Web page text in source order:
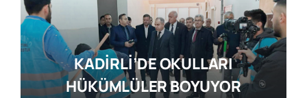
KADİRLİ’DE OKULLARI
HÜKÜMLÜLER BOYUYOR